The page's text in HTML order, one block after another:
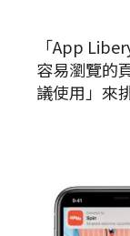
「App
容易瀏覽的
議使用」來